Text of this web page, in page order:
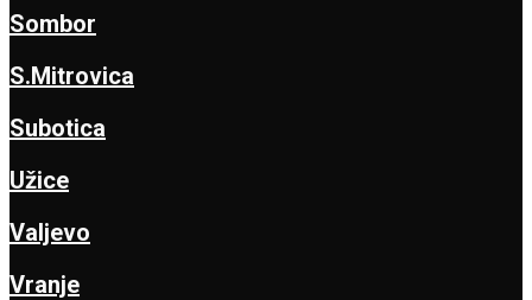
Sombor
S.Mitrovica
Subotica
Užice
Valjevo
Vranje